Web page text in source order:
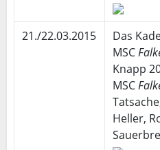
21./22.03.2015
Das
MSC
Knapp
MSC
Heller,